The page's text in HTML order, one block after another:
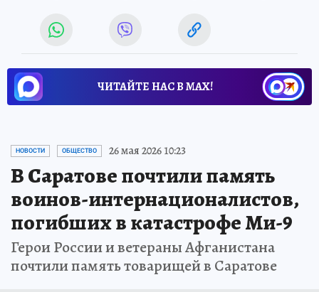
ЧИТАЙТЕ НАС В МАХ!
НОВОСТИ ОБЩЕСТВО 26 мая 2026 10:23
В Саратове почтили память
воинов-интернационалистов,
погибших в катастрофе Ми-9
Герои России и ветераны Афганистана
почтили память товарищей в Саратове